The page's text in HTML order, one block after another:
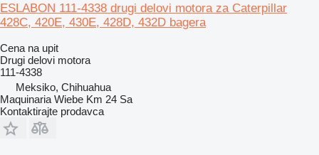
ESLABON 111-4338 drugi delovi motora za Caterpillar
428C, 420E, 430E, 428D, 432D bagera
Cena na upit
Drugi delovi motora
111-4338
Meksiko, Chihuahua
Maquinaria Wiebe Km 24 Sa
Kontaktirajte prodavca